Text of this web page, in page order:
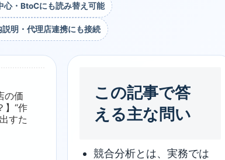
心・BtoCにも読み替え可能
説明・代理店連携にも接続
の価
】“作
すた
この記事で答
える主な問い
競合分析とは、実務では